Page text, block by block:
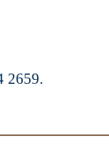
2659.